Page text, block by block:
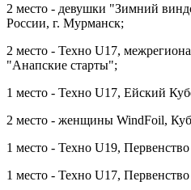
2 место - девушки "Зимний
России, г. Мурманск;
2 место - Техно U17,
"Анапские старты";
1 место - Техно U17, Ейский
2 место - женщины WindFoil,
1 место - Техно U19,
1 место - Техно U17,